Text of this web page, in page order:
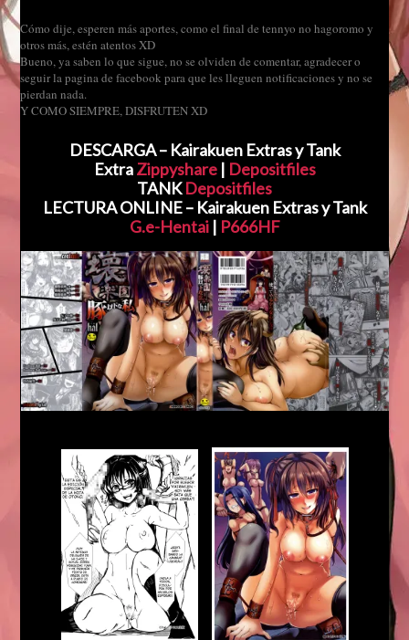
Cómo dije, esperen más aportes, como el final de tennyo no hagoromo y
otros más, estén atentos XD
Bueno, ya saben lo que sigue, no se olviden de comentar, agradecer o
seguir la pagina de facebook para que les lleguen notificaciones y no se
pierdan nada.
Y COMO SIEMPRE, DISFRUTEN XD
DESCARGA – Kairakuen Extras y Tank
ExtraZippyshare| Depositfiles
TANKDepositfiles
LECTURA ONLINE – Kairakuen Extras y Tank
G.e-Hentai| P666HF